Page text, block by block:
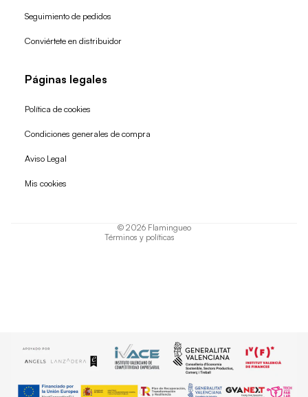
Seguimiento de pedidos
Conviértete en distribuidor
Páginas legales
Política de cookies
Condiciones generales de compra
Aviso Legal
Mis cookies
© 2026 Flamingueo
Términos y políticas